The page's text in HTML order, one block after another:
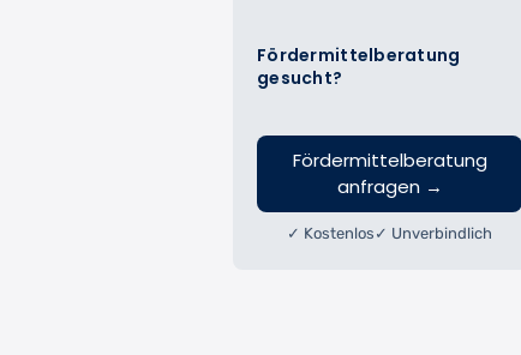
Fördermittelberatung
gesucht?
Fördermittelberatung
anfragen →
✓ Kostenlos ✓ Unverbindlich